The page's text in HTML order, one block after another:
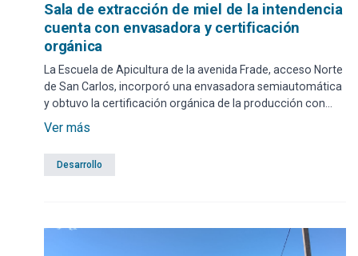
Sala de extracción de miel de la intendencia
cuenta con envasadora y certificación
orgánica
La Escuela de Apicultura de la avenida Frade, acceso Norte
de San Carlos, incorporó una envasadora semiautomática
y obtuvo la certificación orgánica de la producción con
logros que le dan un perfil único en el país.
Ver más
Desarrollo